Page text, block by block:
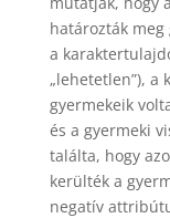
határozták
a
„lehetetlen”), a
gyermekeik
és a gyermeki
találta, hogy
kerülték a
negatív